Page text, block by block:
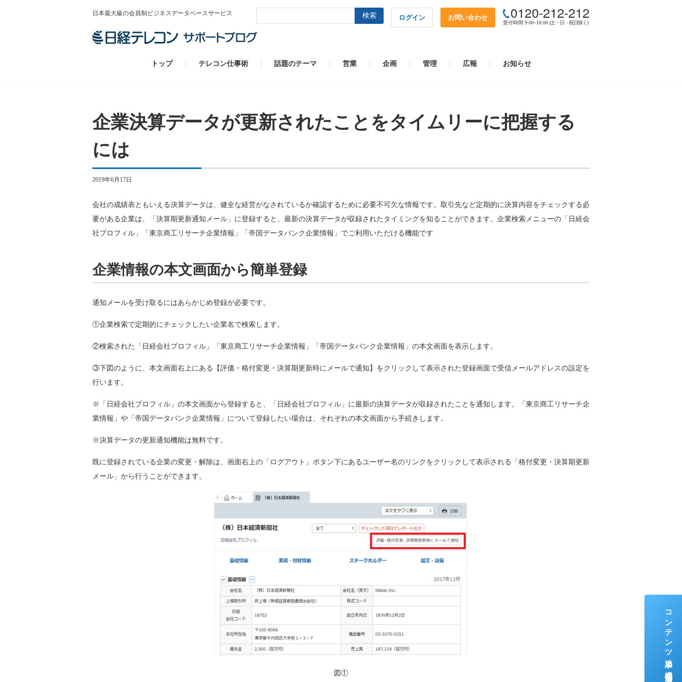
日本最大級の会員制ビジネスデータベースサービス 検索 ログイン お問い合わせ 0120-212-212
受付時間 9:00~18:00 (土・日・祝日除く)
トップ テレコン仕事術 話題のテーマ 営業 企画 管理 広報 お知らせ
企業決算データが更新されたことをタイムリーに把握する
には
2019年6月17日
会社の成績表ともいえる決算データは、健全な経営がなされているか確認するために必要不可欠な情報です。取引先など定期的に決算内容をチェックする必
要がある企業は、「決算期更新通知メール」に登録すると、最新の決算データが収録されたタイミングを知ることができます。企業検索メニューの「日経会
社プロフィル」「東京商工リサーチ企業情報」「帝国データバンク企業情報」でご利用いただける機能です
企業情報の本文画面から簡単登録
通知メールを受け取るにはあらかじめ登録が必要です。
①企業検索で定期的にチェックしたい企業名で検索します。
②検索された「日経会社プロフィル」「東京商工リサーチ企業情報」「帝国データバンク企業情報」の本文画面を表示します。
③下図のように、本文画面右上にある【評価・格付変更・決算期更新時にメールで通知】をクリックして表示された登録画面で受信メールアドレスの設定を
行います。
※「日経会社プロフィル」の本文画面から登録すると、「日経会社プロフィル」に最新の決算データが収録されたことを通知します。「東京商工リサーチ企
業情報」や「帝国データバンク企業情報」について登録したい場合は、それぞれの本文画面から手続きします。
※決算データの更新通知機能は無料です。
既に登録されている企業の変更・解除は、画面右上の「ログアウト」ボタン下にあるユーザー名のリンクをクリックして表示される「格付変更・決算期更新
メール」から行うことができます。
図①